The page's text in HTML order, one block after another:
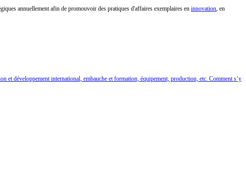
annuellement afin de promouvoir des pratiques d'affaires exemplaires en innovation, en
et développement international, embauche et formation, équipement, production, etc. Comment s’y